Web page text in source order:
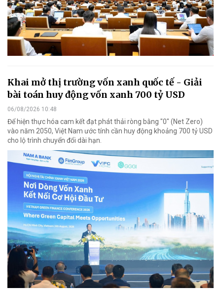
Khai mở thị trường vốn xanh quốc tế - Giải
bài toán huy động vốn xanh 700 tỷ USD
06/08/2026 10:48
Để hiện thực hóa cam kết đạt phát thải ròng bằng "0" (Net Zero)
vào năm 2050, Việt Nam ước tính cần huy động khoảng 700 tỷ USD
cho lộ trình chuyển đổi dài hạn.